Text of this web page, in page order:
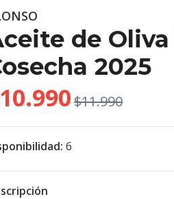
de
2025
$11.990
6